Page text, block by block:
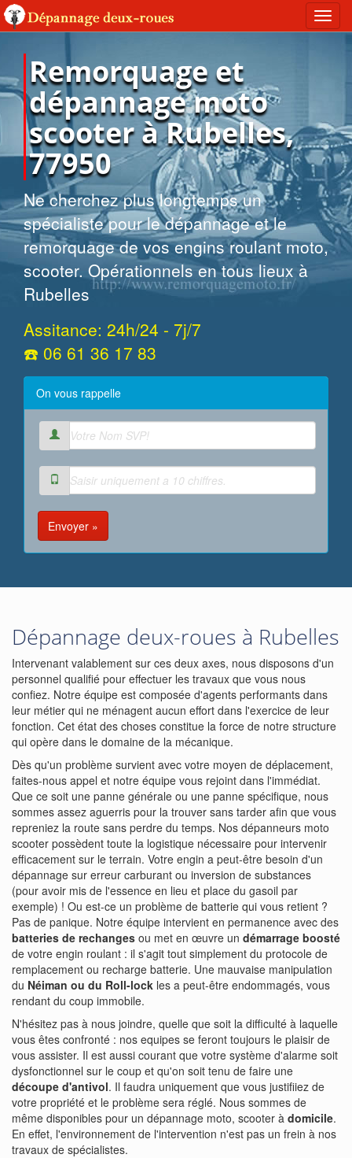
Remorquage et
dépannage moto
scooter à Rubelles,
77950
Ne cherchez plus longtemps un
spécialiste pour le dépannage et le
remorquage de vos engins roulant moto,
scooter. Opérationnels en tous lieux à
Rubelles
Assitance: 24h/24 - 7j/7
☎️ 06 61 36 17 83
On vous rappelle
Envoyer »
Dépannage deux-roues à Rubelles
Intervenant valablement sur ces deux axes, nous disposons d'un
personnel qualifié pour effectuer les travaux que vous nous
confiez. Notre équipe est composée d'agents performants dans
leur métier qui ne ménagent aucun effort dans l'exercice de leur
fonction. Cet état des choses constitue la force de notre structure
qui opère dans le domaine de la mécanique.
Dès qu'un problème survient avec votre moyen de déplacement,
faites-nous appel et notre équipe vous rejoint dans l'immédiat.
Que ce soit une panne générale ou une panne spécifique, nous
sommes assez aguerris pour la trouver sans tarder afin que vous
repreniez la route sans perdre du temps. Nos dépanneurs moto
scooter possèdent toute la logistique nécessaire pour intervenir
efficacement sur le terrain. Votre engin a peut-être besoin d'un
dépannage sur erreur carburant ou inversion de substances
(pour avoir mis de l'essence en lieu et place du gasoil par
exemple) ! Ou est-ce un problème de batterie qui vous retient ?
Pas de panique. Notre équipe intervient en permanence avec des
batteries de rechanges ou met en œuvre un démarrage boosté
de votre engin roulant : il s'agit tout simplement du protocole de
remplacement ou recharge batterie. Une mauvaise manipulation
du Néiman ou du Roll-lock les a peut-être endommagés, vous
rendant du coup immobile.
N'hésitez pas à nous joindre, quelle que soit la difficulté à laquelle
vous êtes confronté : nos equipes se feront toujours le plaisir de
vous assister. Il est aussi courant que votre système d'alarme soit
dysfonctionnel sur le coup et qu'on soit tenu de faire une
découpe d'antivol. Il faudra uniquement que vous justifiiez de
votre propriété et le problème sera réglé. Nous sommes de
même disponibles pour un dépannage moto, scooter à domicile.
En effet, l'environnement de l'intervention n'est pas un frein à nos
travaux de spécialistes.